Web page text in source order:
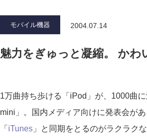
モバイル機器 2004.07.14
魅力をぎゅっと凝縮。 かわ
1万曲持ち歩ける「iPod」が、1000曲
mini」。国内メディア向けに発表会が
「 iTunes」と同期をとるのがラクラク